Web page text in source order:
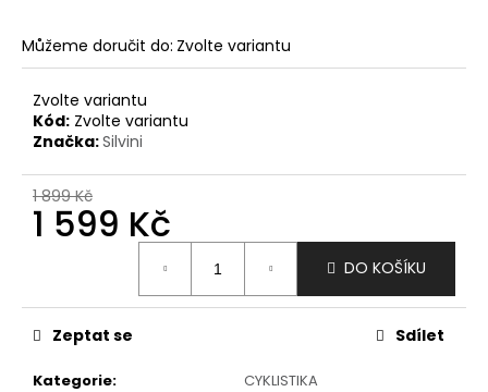
Můžeme doručit do: Zvolte variantu
Zvolte variantu
Kód: Zvolte variantu
Značka:Silvini
1 899 Kč
1 599 Kč
DO KOŠÍKU
Kategorie:
CYKLISTIKA
Zeptat se Sdílet
o
p
u
č
u